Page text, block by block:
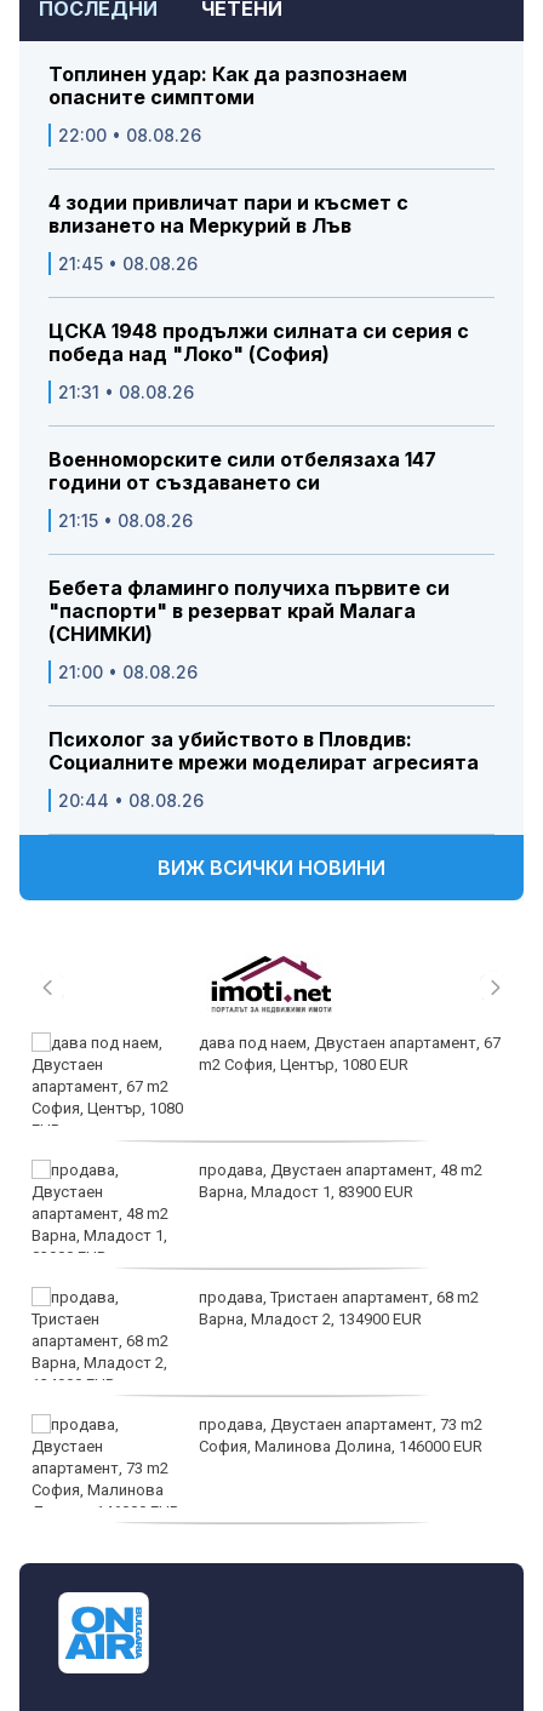
ПОСЛЕДНИ ЧЕТЕНИ
Топлинен удар: Как да разпознаем
опасните симптоми
22:00 • 08.08.26
4 зодии привличат пари и късмет с
влизането на Меркурий в Лъв
21:45 • 08.08.26
ЦСКА 1948 продължи силната си серия с
победа над "Локо" (София)
21:31 • 08.08.26
Военноморските сили отбелязаха 147
години от създаването си
21:15 • 08.08.26
Бебета фламинго получиха първите си
"паспорти" в резерват край Малага
(СНИМКИ)
21:00 • 08.08.26
Психолог за убийството в Пловдив:
Социалните мрежи моделират агресията
20:44 • 08.08.26
ВИЖ ВСИЧКИ НОВИНИ
дава под наем, Двустаен апартамент, 67
m2 София, Център, 1080 EUR
продава, Двустаен апартамент, 48 m2
Варна, Младост 1, 83900 EUR
продава, Тристаен апартамент, 68 m2
Варна, Младост 2, 134900 EUR
продава, Двустаен апартамент, 73 m2
София, Малинова Долина, 146000 EUR